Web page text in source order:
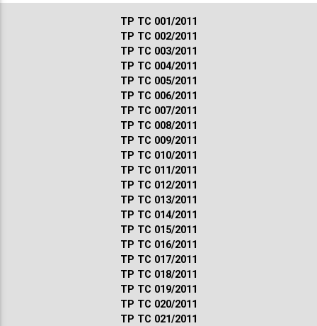
ТР ТС 001/2011
ТР ТС 002/2011
ТР ТС 003/2011
ТР ТС 004/2011
ТР ТС 005/2011
ТР ТС 006/2011
ТР ТС 007/2011
ТР ТС 008/2011
ТР ТС 009/2011
ТР ТС 010/2011
ТР ТС 011/2011
ТР ТС 012/2011
ТР ТС 013/2011
ТР ТС 014/2011
ТР ТС 015/2011
ТР ТС 016/2011
ТР ТС 017/2011
ТР ТС 018/2011
ТР ТС 019/2011
ТР ТС 020/2011
ТР ТС 021/2011